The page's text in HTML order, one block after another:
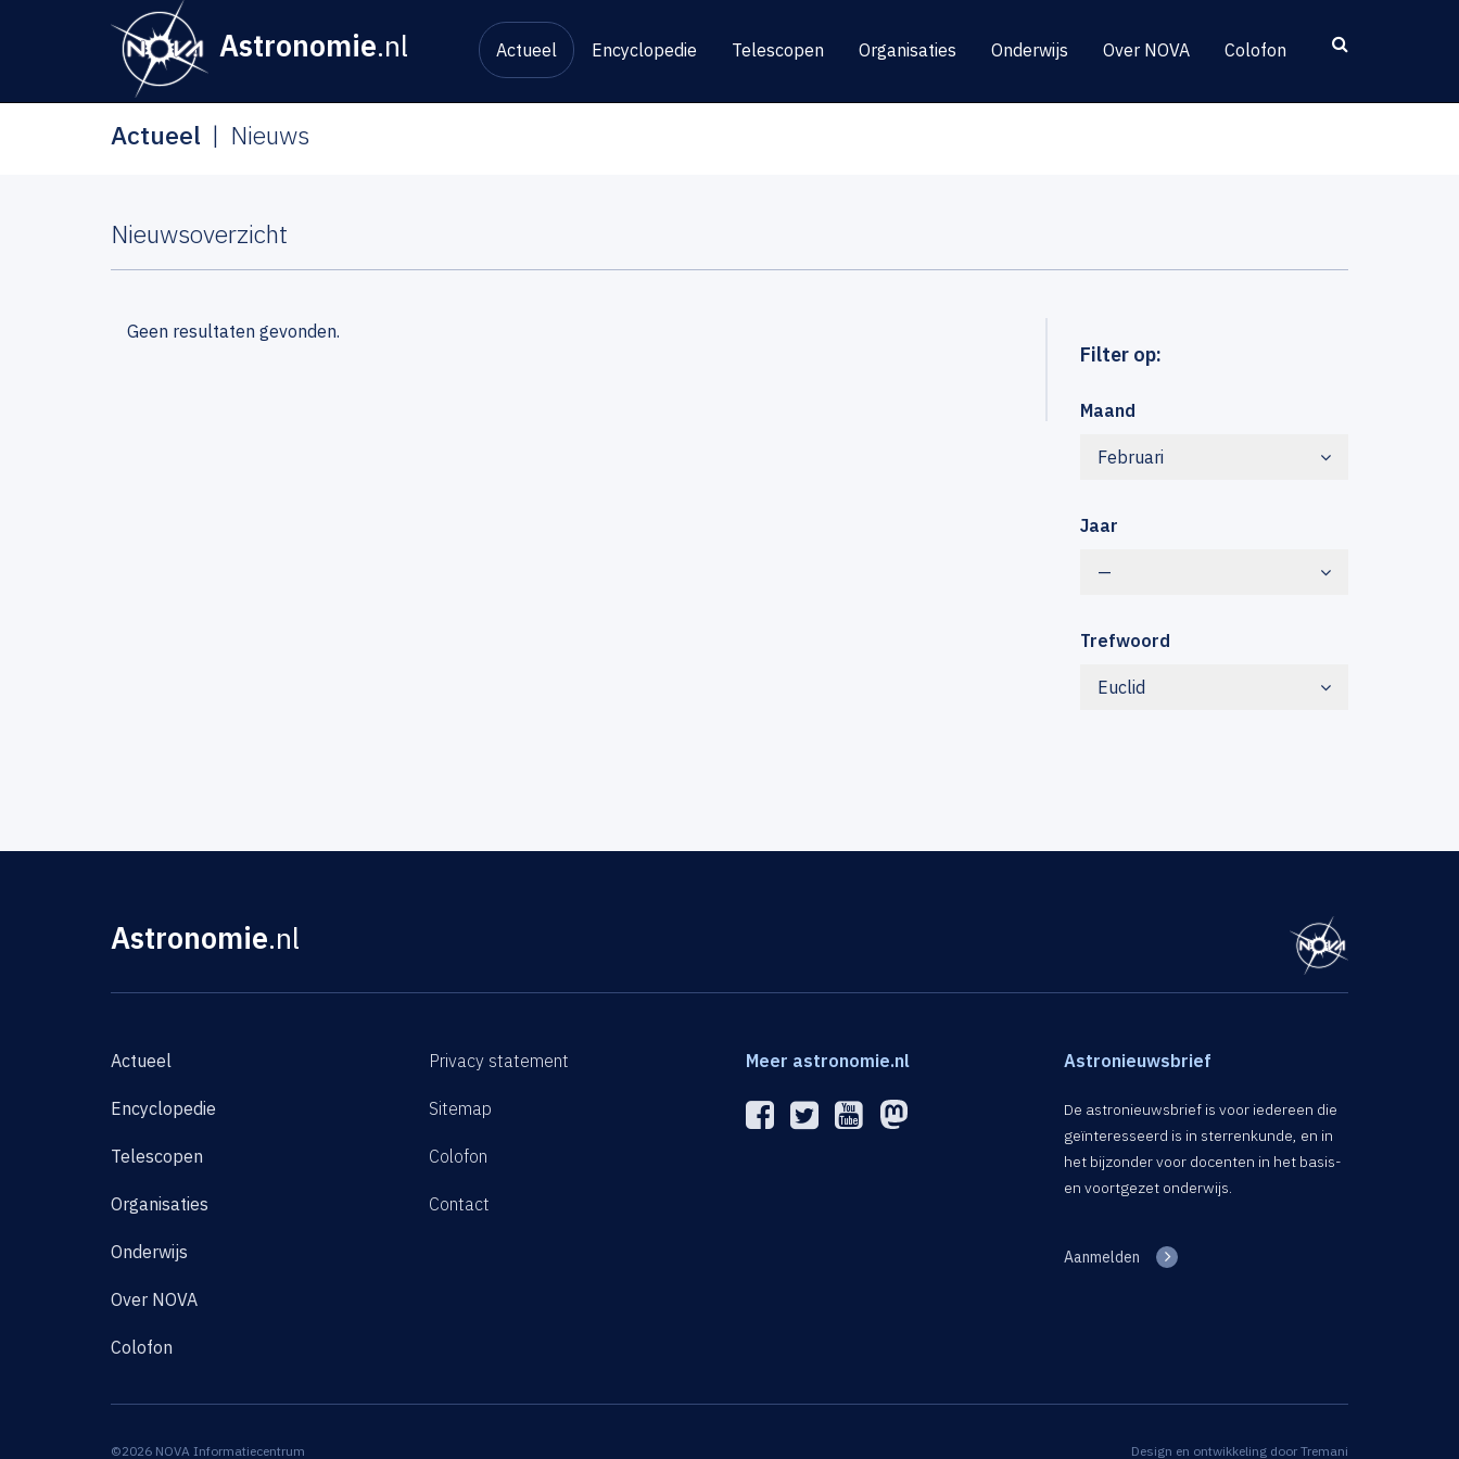
Astronomie.nl Actueel Encyclopedie Telescopen Organisaties Onderwijs Over NOVA Colofon
Actueel Nieuws
Nieuwsoverzicht
Filter op:
Maand
Februari
Jaar
—
Trefwoord
Euclid
Geen resultaten gevonden.
Astronomie.nl
Actueel
Encyclopedie
Telescopen
Organisaties
Onderwijs
Over NOVA
Colofon
Privacy statement
Sitemap
Colofon
Contact
Meer astronomie.nl Astronieuwsbrief
De astronieuwsbrief is voor iedereen die
geïnteresseerd is in sterrenkunde, en in
het bijzonder voor docenten in het basis-
en voortgezet onderwijs.
Aanmelden
©2026 NOVA Informatiecentrum Design en ontwikkeling door Tremani